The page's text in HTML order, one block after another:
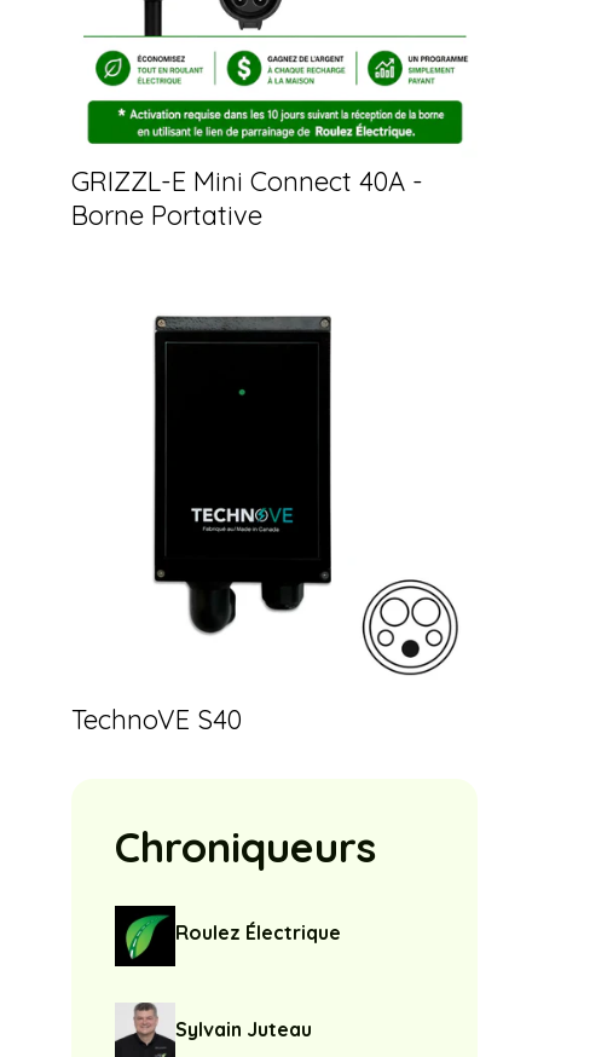
GRIZZL-E Mini Connect 40A -
Borne Portative
TechnoVE S40
Chroniqueurs
Roulez Électrique
Sylvain Juteau